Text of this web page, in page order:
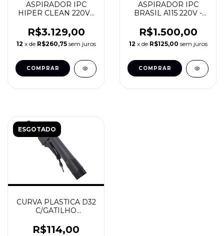
ASPIRADOR IPC
HIPER CLEAN 220V -
R$3.129,00
12 x de R$260,75 sem juros
ASPIRADOR IPC
BRASIL A115 220V -
R$1.500,00
12 x de R$125,00 sem juros
ESGOTADO
CURVA PLASTICA D32
C/GATILHO
BRASIL
R$114,00